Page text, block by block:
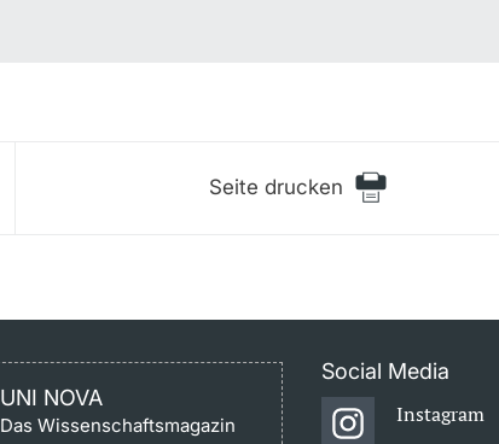
Seite drucken
UNI NOVA
Das Wissenschaftsmagazin
Social Media
Instagram